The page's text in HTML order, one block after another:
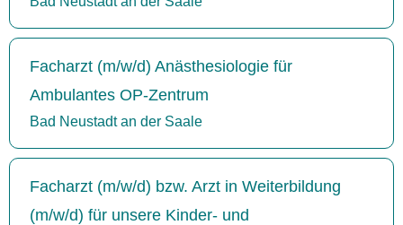
Facharzt (m/w/d) Anästhesiologie für
Ambulantes OP-Zentrum
Bad Neustadt an der Saale
Facharzt (m/w/d) bzw. Arzt in Weiterbildung
(m/w/d) für unsere Kinder- und